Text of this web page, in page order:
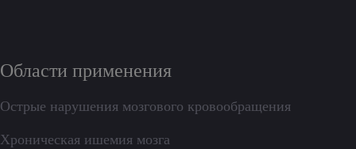
Области применения
Острые нарушения мозгового кровообращения
Хроническая ишемия мозга